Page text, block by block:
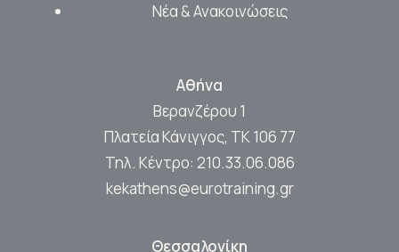
Νέα & Ανακοινώσεις
Αθήνα
Βερανζέρου 1
Πλατεία Κάνιγγος, ΤΚ 106 77
Τηλ. Κέντρο: 210.33.06.086
kekathens@eurotraining.gr
Θεσσαλονίκη